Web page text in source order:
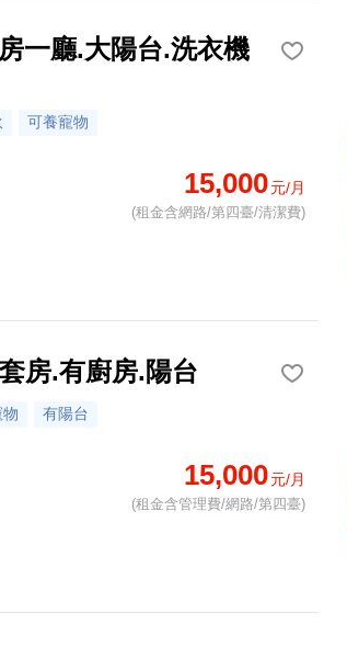
一廳.大陽台.洗衣機
可養寵物
15,000元/月
(租金含網路/第四臺/清潔費)
房.有廚房.陽台
有陽台
15,000元/月
(租金含管理費/網路/第四臺)